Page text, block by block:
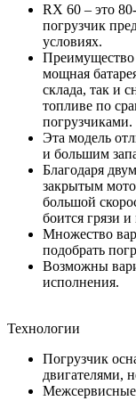
RX 60 – это
погрузчик
условиях.
Преимущество
мощная
склада, так и
топливе по
погрузчиками.
Эта модель
и большим
Благодаря
закрытым
большой
боится грязи
Множество
подобрать
Возможны
исполнения.
Технологии
Погрузчик
двигателями,
Межсервисные